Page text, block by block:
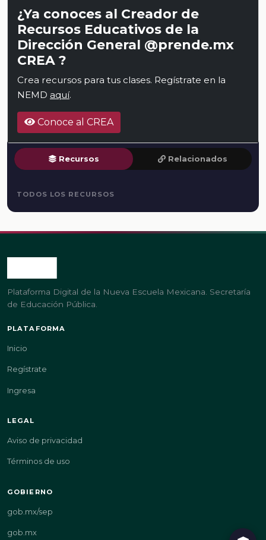
¿Ya conoces al Creador de
Recursos Educativos de la
Dirección General @prende.mx
CREA ?
Crea recursos para tus clases. Regístrate en la
NEMD aquí.
Conoce al CREA
Recursos Relacionados
TODOS LOS RECURSOS
Plataforma Digital de la Nueva Escuela Mexicana. Secretaría
de Educación Pública.
PLATAFORMA
Inicio
Regístrate
Ingresa
LEGAL
Aviso de privacidad
Términos de uso
GOBIERNO
gob.mx/sep
gob.mx